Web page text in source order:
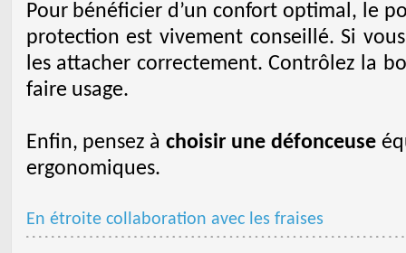
Pour bénéficier d’un confort optimal, le
protection est vivement conseillé. Si
les attacher correctement. Contrôlez la
faire usage.
Enfin, pensez à choisir une défonceuse
ergonomiques.
En étroite collaboration avec les fraises